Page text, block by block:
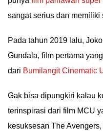
sangat serius dan memiliki
Pada tahun 2019 lalu,
Gundala, film pertama
dari Bumilangit Cinematic
Gak bisa dipungkiri kalau
terinspirasi dari film MCU
kesuksesan The